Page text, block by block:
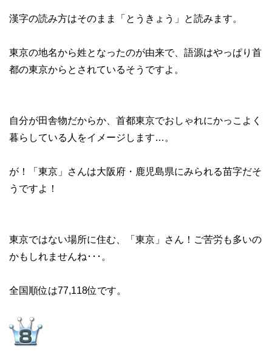
漢字の読み方はそのまま「とうきょう」と読みます。
東京の地名から姓となったのが由来で、語源はやっぱり首
都の東京からとされているそうですよ。
自分が田舎物だからか、首都東京でおしゃれにかっこよく
暮らしている人をイメージします…。
が！「東京」さんは大阪府・鹿児島県にみられる苗字だそ
うですよ！
東京ではない場所に住む、「東京」さん！ご苦労も多いの
かもしれませんね･･･。
全国順位は77,118位です。